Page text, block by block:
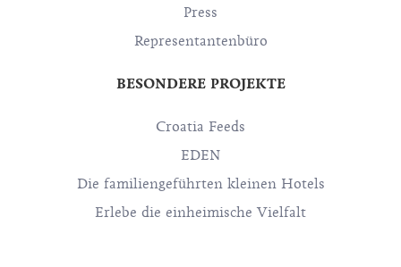
Press
Representantenbüro
BESONDERE PROJEKTE
Croatia Feeds
EDEN
Die familiengeführten kleinen Hotels
Erlebe die einheimische Vielfalt